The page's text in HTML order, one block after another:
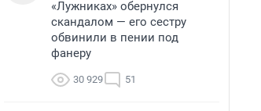
«Лужниках» обернулся
скандалом — его сестру
обвинили в пении под
фанеру
30 929 51